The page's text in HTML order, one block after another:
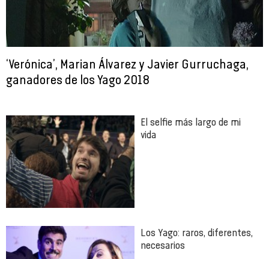
‘Verónica’, Marian Álvarez y Javier Gurruchaga,
ganadores de los Yago 2018
El selfie más largo de mi
vida
Los Yago: raros, diferentes,
necesarios